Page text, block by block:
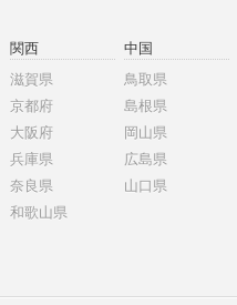
関西
滋賀県
京都府
大阪府
兵庫県
奈良県
和歌山県
中国
鳥取県
島根県
岡山県
広島県
山口県